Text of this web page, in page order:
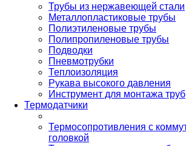
Трубы из нержавеющей стали
Металлопластиковые трубы
Полиэтиленовые трубы
Полипропиленовые трубы
Подводки
Пневмотрубки
Теплоизоляция
Рукава высокого давления
Инструмент для монтажа труб
Термодатчики
Термосопротивления с
головкой